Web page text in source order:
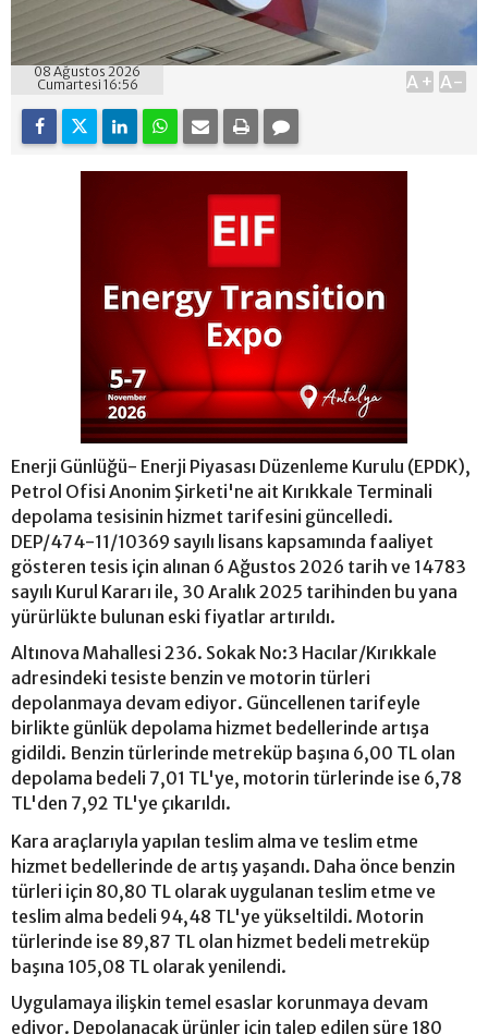
08 Ağustos 2026
Cumartesi 16:56
A+ A-
Enerji Günlüğü- Enerji Piyasası Düzenleme Kurulu (EPDK),
Petrol Ofisi Anonim Şirketi'ne ait Kırıkkale Terminali
depolama tesisinin hizmet tarifesini güncelledi.
DEP/474-11/10369 sayılı lisans kapsamında faaliyet
gösteren tesis için alınan 6 Ağustos 2026 tarih ve 14783
sayılı Kurul Kararı ile, 30 Aralık 2025 tarihinden bu yana
yürürlükte bulunan eski fiyatlar artırıldı.
Altınova Mahallesi 236. Sokak No:3 Hacılar/Kırıkkale
adresindeki tesiste benzin ve motorin türleri
depolanmaya devam ediyor. Güncellenen tarifeyle
birlikte günlük depolama hizmet bedellerinde artışa
gidildi. Benzin türlerinde metreküp başına 6,00 TL olan
depolama bedeli 7,01 TL'ye, motorin türlerinde ise 6,78
TL'den 7,92 TL'ye çıkarıldı.
Kara araçlarıyla yapılan teslim alma ve teslim etme
hizmet bedellerinde de artış yaşandı. Daha önce benzin
türleri için 80,80 TL olarak uygulanan teslim etme ve
teslim alma bedeli 94,48 TL'ye yükseltildi. Motorin
türlerinde ise 89,87 TL olan hizmet bedeli metreküp
başına 105,08 TL olarak yenilendi.
Uygulamaya ilişkin temel esaslar korunmaya devam
ediyor. Depolanacak ürünler için talep edilen süre 180